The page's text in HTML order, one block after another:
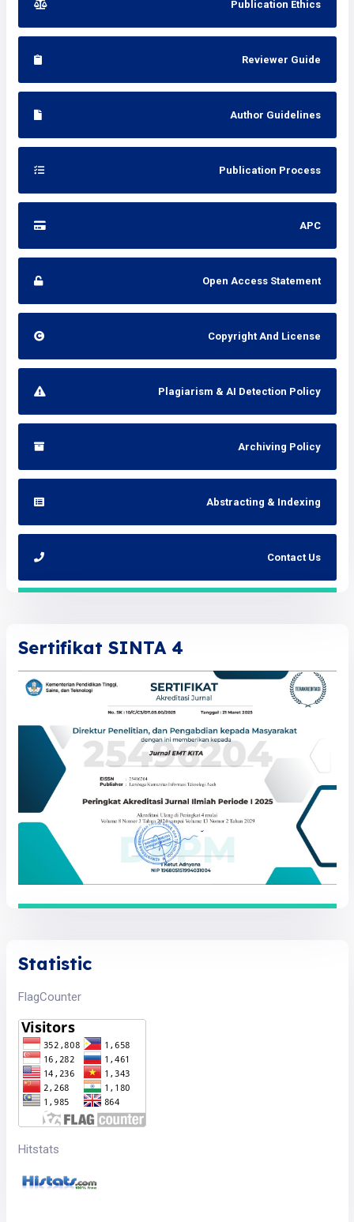
Publication Ethics
Reviewer Guide
Author Guidelines
Publication Process
APC
Open Access Statement
Copyright And License
Plagiarism & AI Detection Policy
Archiving Policy
Abstracting & Indexing
Contact Us
Sertifikat SINTA 4
Statistic
FlagCounter
Hitstats